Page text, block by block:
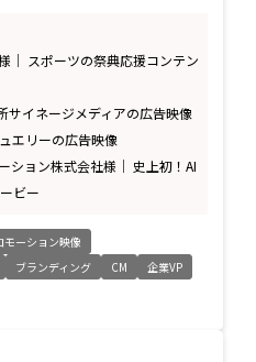
｜ スポーツの祭典応援コンテン
イネージメディアの広告映像
エリーの広告映像
ション株式会社様｜ 史上初！AI
ビー
モーション映像
ブランディング CM
企業VP